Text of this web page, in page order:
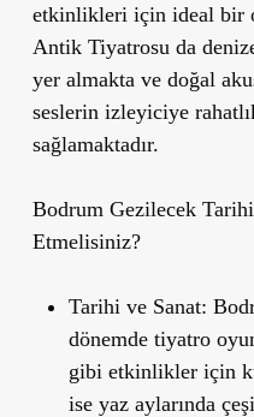
etkinlikleri için ideal bir
Antik Tiyatrosu da
yer almakta ve doğal
seslerin izleyiciye
sağlamaktadır.
Bodrum Gezilecek
Etmelisiniz?
Tarihi ve Sanat:
dönemde tiyatro
gibi etkinlikler için
ise yaz aylarında